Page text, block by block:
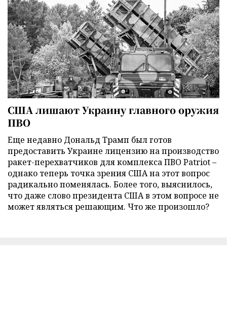
США лишают Украину главного оружия
ПВО
Еще недавно Дональд Трамп был готов
предоставить Украине лицензию на производство
ракет-перехватчиков для комплекса ПВО Patriot –
однако теперь точка зрения США на этот вопрос
радикально поменялась. Более того, выяснилось,
что даже слово президента США в этом вопросе не
может являться решающим. Что же произошло?